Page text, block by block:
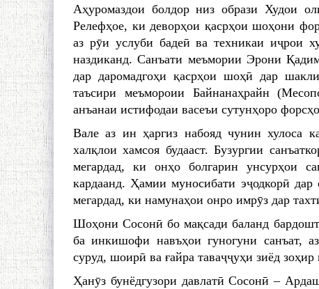
Аҳуромаздои болдор низ образи Худои
Релефҳое, ки деворҳои қасрҳои шоҳони
аз рӯи услуби бадеӣ ва техникаи иҷрои
наздиканд. Санъати меъмории Эрони
дар даромадгоҳи қасрҳои шоҳӣ дар
таъсири меъмороии Байнанаҳрайн
анъанаи истифодаи васеъи сутунҳоро
Вале aз ин ҳаргиз набояд чунин хулоса
халқлои хамсоя будааст. Бузургии
мегар­дад, ки онҳо болгарин унсурҳои
кардаанд. Ҳамии муносибати эҷодкорӣ
мегардад, ки намунаҳои онро имрӯз дар
Шоҳони Сосонӣ бо мақсади баланд
ба инкишофи навъҳои гуногуни санъат,
суруд, шоирӣ ва ғайра таваҷҷуҳи зиёд зоҳир
Ҳанӯз бунёдгузори давлатӣ Сосонӣ –